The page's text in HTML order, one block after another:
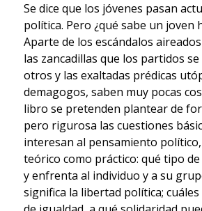
Se dice que los jóvenes pasan
política. Pero ¿qué sabe un joven
Aparte de los escándalos
las zancadillas que los partidos
otros y las exaltadas prédicas
demagogos, saben muy pocas
libro se pretenden plantear de
pero rigurosa las cuestiones
interesan al pensamiento
teórico como práctico: qué tipo
y enfrenta al individuo y a su
significa la libertad política;